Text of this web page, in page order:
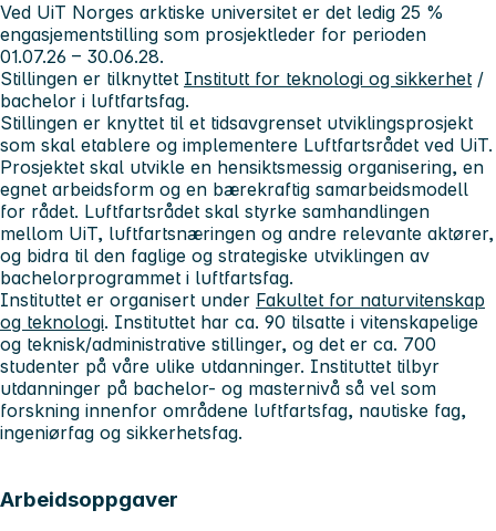
Ved UiT Norges arktiske universitet er det ledig 25 %
engasjementstilling som prosjektleder for perioden
01.07.26 – 30.06.28.
Stillingen er tilknyttet Institutt for teknologi og sikkerhet /
bachelor i luftfartsfag.
Stillingen er knyttet til et tidsavgrenset utviklingsprosjekt
som skal etablere og implementere Luftfartsrådet ved UiT.
Prosjektet skal utvikle en hensiktsmessig organisering, en
egnet arbeidsform og en bærekraftig samarbeidsmodell
for rådet. Luftfartsrådet skal styrke samhandlingen
mellom UiT, luftfartsnæringen og andre relevante aktører,
og bidra til den faglige og strategiske utviklingen av
bachelorprogrammet i luftfartsfag.
Instituttet er organisert under Fakultet for naturvitenskap
og teknologi. Instituttet har ca. 90 tilsatte i vitenskapelige
og teknisk/administrative stillinger, og det er ca. 700
studenter på våre ulike utdanninger. Instituttet tilbyr
utdanninger på bachelor- og masternivå så vel som
forskning innenfor områdene luftfartsfag, nautiske fag,
ingeniørfag og sikkerhetsfag.
Arbeidsoppgaver